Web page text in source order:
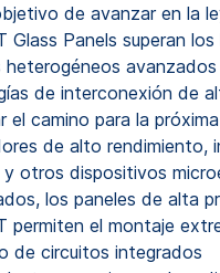
de avanzar en la
Glass Panels superan
heterogéneos avanzados
de interconexión de
el camino para la
de alto rendimiento,
otros dispositivos
los paneles de alta
permiten el montaje
de circuitos integrados